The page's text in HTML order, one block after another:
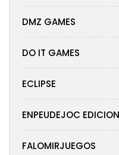
DMZ GAMES
DO IT GAMES
ECLIPSE
ENPEUDEJOC
FALOMIRJUEGOS